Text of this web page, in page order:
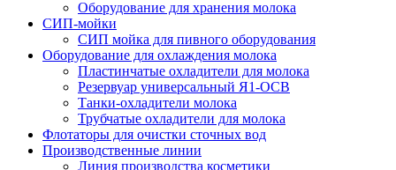
Оборудование для хранения молока
СИП-мойки
СИП мойка для пивного оборудования
Оборудование для охлаждения молока
Пластинчатые охладители для молока
Резервуар универсальный Я1-ОСВ
Танки-охладители молока
Трубчатые охладители для молока
Флотаторы для очистки сточных вод
Производственные линии
Линия производства косметики